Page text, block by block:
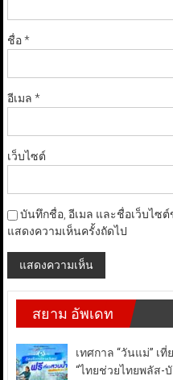
ชื่อ*
อีเมล *
เว็บไซต์
บันทึกชื่อ, อีเมล และชื่อเว็บไซ
แสดงความเห็นครั้งถัดไป
สยาม อัพเดท
เทศกาล “วันแม่” เ
“ไทยช่วยไทยพลัส-